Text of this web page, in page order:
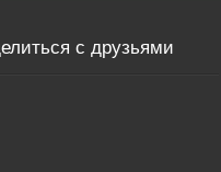
с друзьями